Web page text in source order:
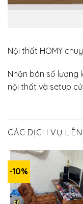
Nội thất HOMY
Nhận bán số lượng
nội thất và setup
CÁC DỊCH VỤ
-10%